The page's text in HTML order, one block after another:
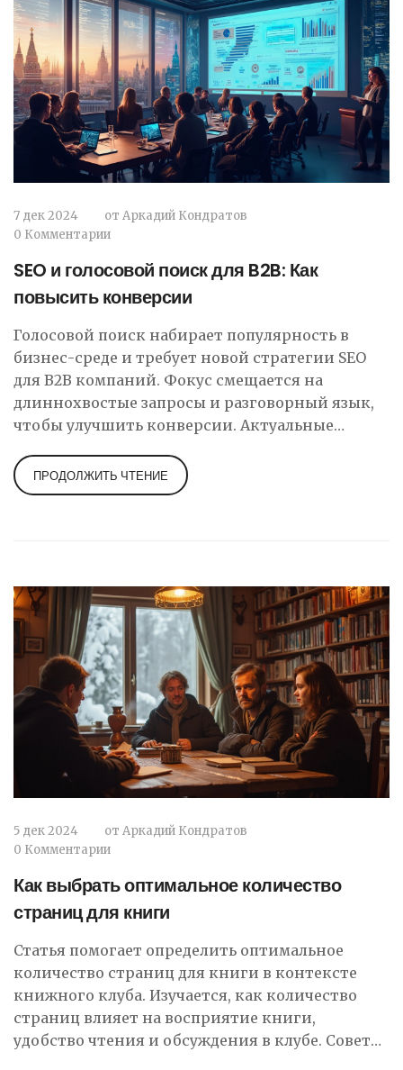
7 дек 2024 от Аркадий Кондратов
0 Комментарии
SEO и голосовой поиск для B2B: Как
повысить конверсии
Голосовой поиск набирает популярность в
бизнес-среде и требует новой стратегии SEO
для B2B компаний. Фокус смещается на
длиннохвостые запросы и разговорный язык,
чтобы улучшить конверсии. Актуальные
запросов могут быть голосовыми уже в этом
году. Статья предлагает полезные советы и
ПРОДОЛЖИТЬ ЧТЕНИЕ
5 дек 2024 от Аркадий Кондратов
0 Комментарии
Как выбрать оптимальное количество
страниц для книги
Статья помогает определить оптимальное
количество страниц для книги в контексте
книжного клуба. Изучается, как количество
страниц влияет на восприятие книги,
удобство чтения и обсуждения в клубе. Советы